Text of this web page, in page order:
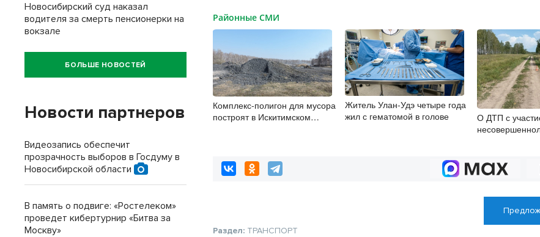
Районные СМИ
Комплекс-полигон для мусора
построят в Искитимском
Житель Улан-Удэ четыре года
жил с гематомой в голове
О ДТП с
Раздел: ТРАНСПОРТ
Новосибирский суд наказал
водителя за смерть пенсионерки на
вокзале
БОЛЬШЕ НОВОСТЕЙ
Новости партнеров
Видеозапись обеспечит
прозрачность выборов в Госдуму в
Новосибирской области
В память о подвиге: «Ростелеком»
проведет кибертурнир «Битва за
Москву»